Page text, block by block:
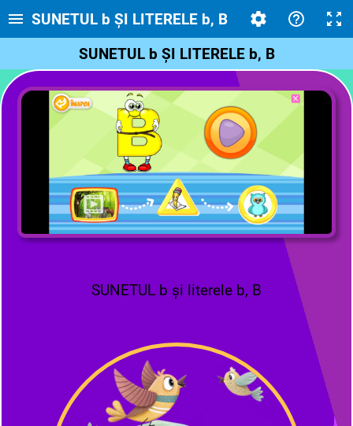
SUNETUL b ȘI LITERELE b, B
SUNETUL b ȘI LITERELE b, B
SUNETUL b și literele b, B